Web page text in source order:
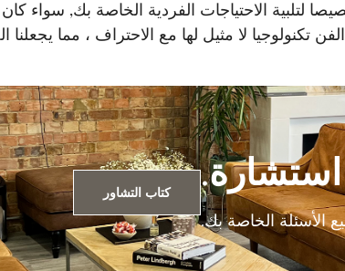
لتلبية الاحتياجات الفردية الخاصة بك, سواء
لا مثيل لها مع الاحتراف ، مما يجعلنا
الأسئلة الخاصة بك.
كتاب التشاور